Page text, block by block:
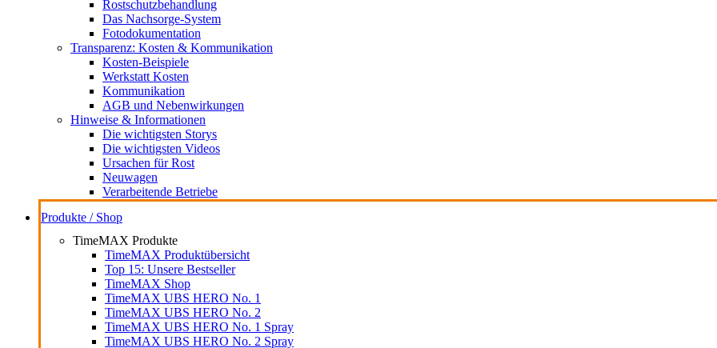
Rostschutzbehandlung
Das Nachsorge-System
Fotodokumentation
Transparenz: Kosten & Kommunikation
Kosten-Beispiele
Werkstatt Kosten
Kommunikation
AGB und Nebenwirkungen
Hinweise & Informationen
Die wichtigsten Storys
Die wichtigsten Videos
Ursachen für Rost
Neuwagen
Verarbeitende Betriebe
Produkte / Shop
TimeMAX Produkte
TimeMAX Produktübersicht
Top 15: Unsere Bestseller
TimeMAX Shop
TimeMAX UBS HERO No. 1
TimeMAX UBS HERO No. 2
TimeMAX UBS HERO No. 1 Spray
TimeMAX UBS HERO No. 2 Spray